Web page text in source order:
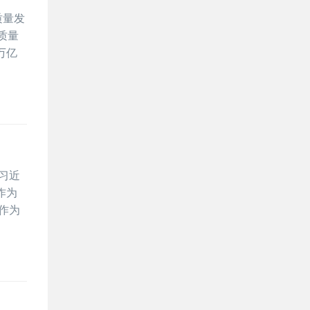
发
量
亿
近
为
为